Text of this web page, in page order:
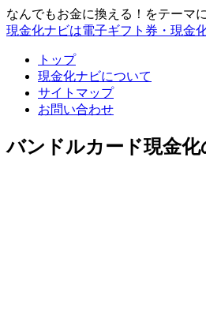
なんでもお金に換える！をテーマ
現金化ナビは電子ギフト券・現金
トップ
現金化ナビについて
サイトマップ
お問い合わせ
バンドルカード現金